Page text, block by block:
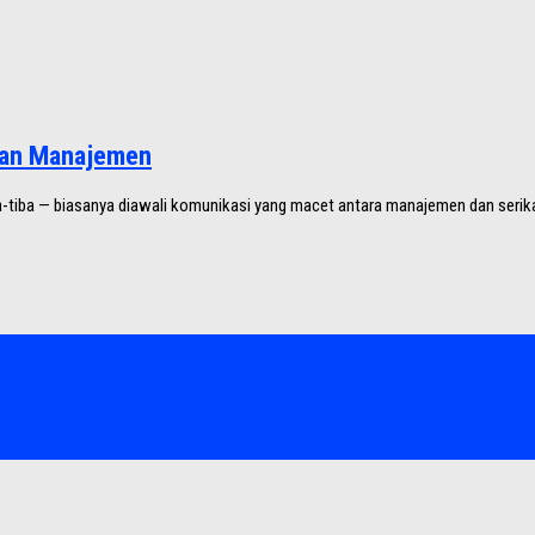
Manajemen
— biasanya diawali komunikasi yang macet antara manajemen dan